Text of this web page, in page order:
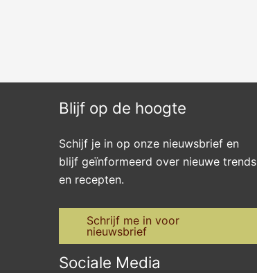
Blijf op de hoogte
Schijf je in op onze nieuwsbrief en
blijf geïnformeerd over nieuwe trends
en recepten.
Schrijf me in voor
nieuwsbrief
Sociale Media